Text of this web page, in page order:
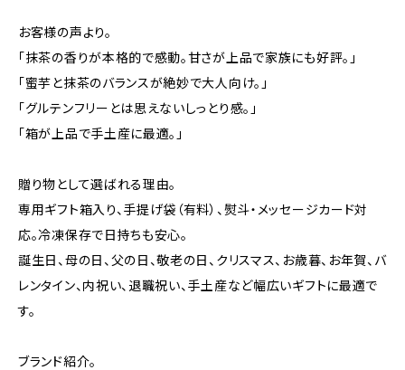
お客様の声より。
「抹茶の香りが本格的で感動。甘さが上品で家族にも好評。」
「蜜芋と抹茶のバランスが絶妙で大人向け。」
「グルテンフリーとは思えないしっとり感。」
「箱が上品で手土産に最適。」
贈り物として選ばれる理由。
専用ギフト箱入り、手提げ袋（有料）、熨斗・メッセージカード対
応。冷凍保存で日持ちも安心。
誕生日、母の日、父の日、敬老の日、クリスマス、お歳暮、お年賀、バ
レンタイン、内祝い、退職祝い、手土産など幅広いギフトに最適で
す。
ブランド紹介。